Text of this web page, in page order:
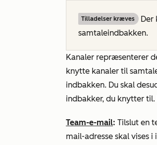
Tilladelser kræves Der
samtaleindbakken.
Kanaler repræsenterer
knytte kanaler til
indbakken. Du skal
indbakker, du knytter
Team-e-mail: Tilslut en
mail-adresse skal vises